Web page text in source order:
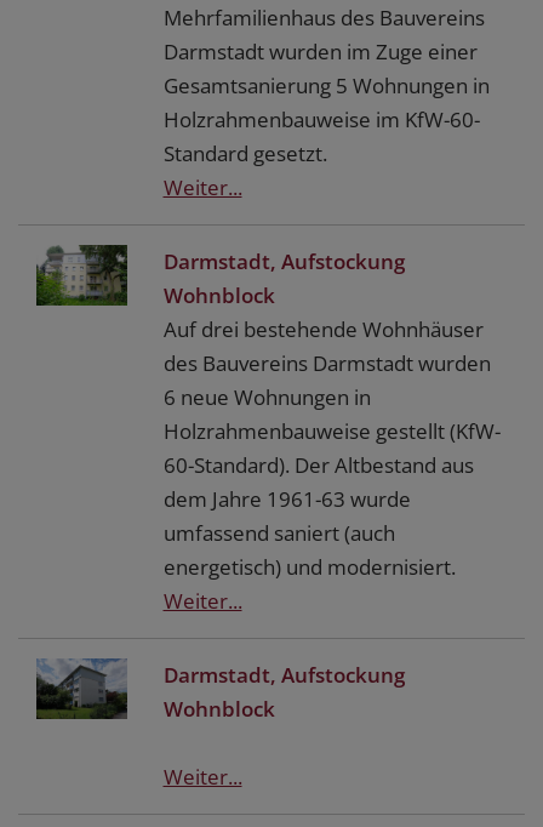
Mehrfamilienhaus des Bauvereins
Darmstadt wurden im Zuge einer
Gesamtsanierung 5 Wohnungen in
Holzrahmenbauweise im KfW-60-
Standard gesetzt.
Weiter...
Darmstadt, Aufstockung
Wohnblock
Auf drei bestehende Wohnhäuser
des Bauvereins Darmstadt wurden
6 neue Wohnungen in
Holzrahmenbauweise gestellt (KfW-
60-Standard). Der Altbestand aus
dem Jahre 1961-63 wurde
umfassend saniert (auch
energetisch) und modernisiert.
Weiter...
Darmstadt, Aufstockung
Wohnblock
Weiter...